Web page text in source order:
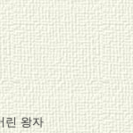
린 왕자